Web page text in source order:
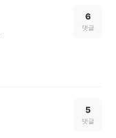
6
댓글
5
댓글